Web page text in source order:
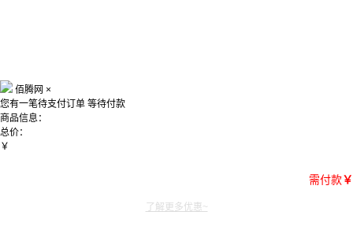
佰腾网 ×
您有一笔待支付订单 等待付款
商品信息：
总价：
￥
需付款￥
了解更多优惠~